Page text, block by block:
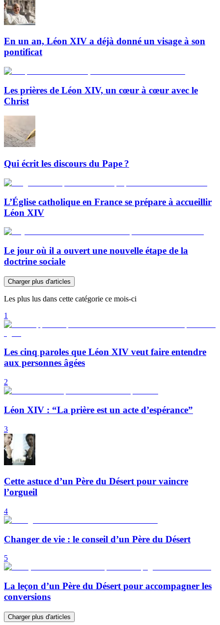
En un an, Léon XIV a déjà donné un visage à son
pontificat
Les prières de Léon XIV, un cœur à cœur avec le
Christ
Qui écrit les discours du Pape ?
L’Église catholique en France se prépare à accueillir
Léon XIV
Le jour où il a ouvert une nouvelle étape de la
doctrine sociale
Charger plus d'articles
Les plus lus dans cette catégorie ce mois-ci
1
Les cinq paroles que Léon XIV veut faire entendre
aux personnes âgées
2
Léon XIV : “La prière est un acte d’espérance”
3
Cette astuce d’un Père du Désert pour vaincre
l’orgueil
4
Changer de vie : le conseil d’un Père du Désert
5
La leçon d’un Père du Désert pour accompagner les
conversions
Charger plus d'articles